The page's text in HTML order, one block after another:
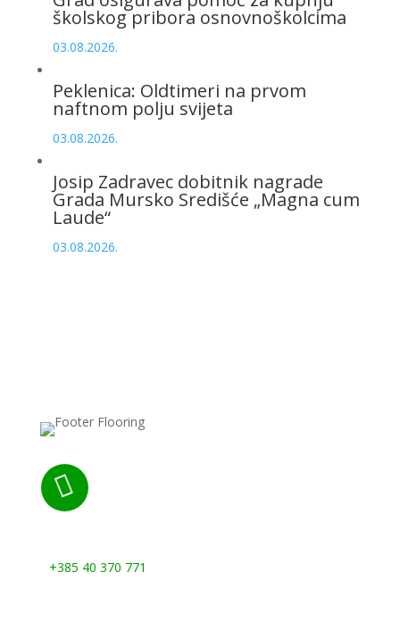
školskog pribora osnovnoškolcima
03.08.2026.
Peklenica: Oldtimeri na prvom
naftnom polju svijeta
03.08.2026.
Josip Zadravec dobitnik nagrade
Grada Mursko Središće „Magna cum
Laude“
03.08.2026.

+385 40 370 771